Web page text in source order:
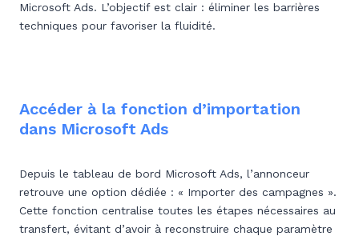
Microsoft Ads. L’objectif est clair : éliminer les barrières
techniques pour favoriser la fluidité.
Accéder à la fonction d’importation
dans Microsoft Ads
Depuis le tableau de bord Microsoft Ads, l’annonceur
retrouve une option dédiée : « Importer des campagnes ».
Cette fonction centralise toutes les étapes nécessaires au
transfert, évitant d’avoir à reconstruire chaque paramètre